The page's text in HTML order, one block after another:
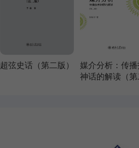
超弦史话（第二版）
媒介分析：传
神话的解读（第